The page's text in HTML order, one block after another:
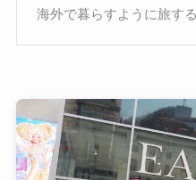
海外で暮らすように旅す